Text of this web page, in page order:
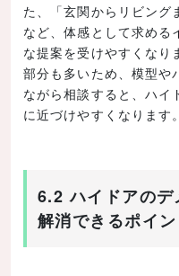
た、「玄関からリビング
など、体感として求める
な提案を受けやすくなり
部分も多いため、模型や
ながら相談すると、ハイ
に近づけやすくなります。
6.2 ハイドアのデ
解消できるポイン